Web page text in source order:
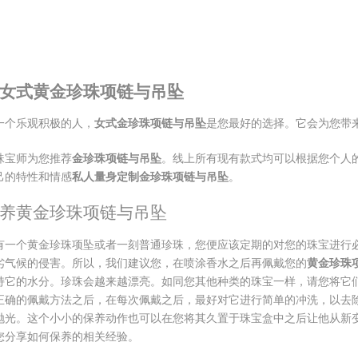
式黄金珍珠项链与吊坠
个乐观积极的人，女式金珍珠项链与吊坠是您最好的选择。它会为您带
宝师为您推荐金珍珠项链与吊坠。线上所有现有款式均可以根据您个
的特性和情感私人量身定制金珍珠项链与吊坠。
黄金珍珠项链与吊坠
一个黄金珍珠项坠或者一刻普通珍珠，您便应该定期的对您的珠宝进
气候的侵害。所以，我们建议您，在喷涂香水之后再佩戴您的黄金珍珠
它的水分。珍珠会越来越漂亮。如同您其他种类的珠宝一样，请您将
确的佩戴方法之后，在每次佩戴之后，最好对它进行简单的冲洗，以
光。这个小小的保养动作也可以在您将其久置于珠宝盒中之后让他从
分享如何保养的相关经验。